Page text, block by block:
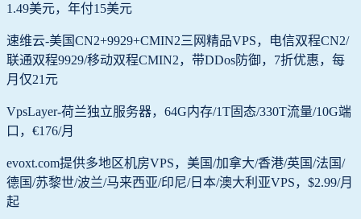
1.49美元，年付15美元
速维云-美国CN2+9929+CMIN2三网精品VPS，电信双程CN2/
联通双程9929/移动双程CMIN2，带DDos防御，7折优惠，每
月仅21元
VpsLayer-荷兰独立服务器，64G内存/1T固态/330T流量/10G端
口，€176/月
evoxt.com提供多地区机房VPS，美国/加拿大/香港/英国/法国/
德国/苏黎世/波兰/马来西亚/印尼/日本/澳大利亚VPS，$2.99/月
起